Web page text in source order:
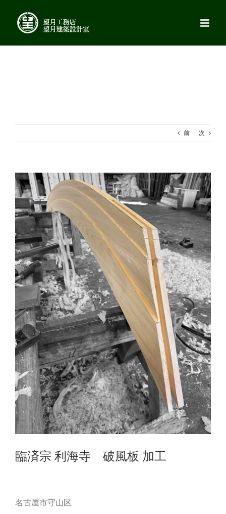
content
前 次
View
Larger
Image
臨済宗 利海寺 破風板 加工
名古屋市守山区